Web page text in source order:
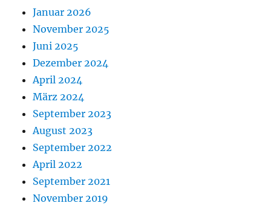
Januar 2026
November 2025
Juni 2025
Dezember 2024
April 2024
März 2024
September 2023
August 2023
September 2022
April 2022
September 2021
November 2019